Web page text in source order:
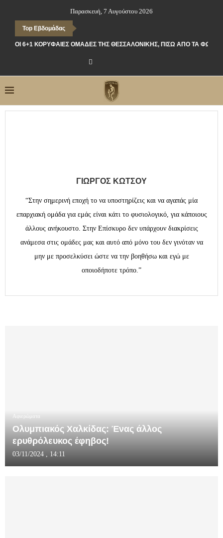
Παρασκευή, 7 Αυγούστου 2026
Top Εβδομάδας
ΟΙ 6+1 ΚΟΡΥΦΑΊΕΣ ΟΜΆΔΕΣ ΤΗΣ ΘΕΣΣΑΛΟΝΊΚΗΣ, ΠΊΣΩ ΑΠΌ ΤΑ ΦΏΤΑ
ΓΙΏΡΓΟΣ ΚΏΤΣΟΥ
“Στην σημερινή εποχή το να υποστηρίζεις και να αγαπάς μία
επαρχιακή ομάδα για εμάς είναι κάτι το φυσιολογικό, για κάποιους
άλλους ανήκουστο. Στην Επίσκυρο δεν υπάρχουν διακρίσεις
ανάμεσα στις ομάδες μας και αυτό από μόνο του δεν γινόταν να
μην με προσελκύσει ώστε να την βοηθήσω και εγώ με
οποιοδήποτε τρόπο.”
Αφιερώματα
Ολυμπιακός Χαλκίδας: Ένας άλλος
ερυθρόλευκος έφηβος!
03/11/2024 , 14:11